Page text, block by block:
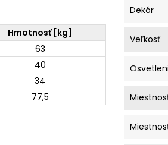
Hmotnosť [kg]
63
40
34
77,5
Dekór
Veľkosť